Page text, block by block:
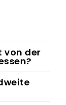
von der